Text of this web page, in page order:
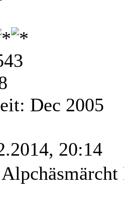
Dec 2005
20:14